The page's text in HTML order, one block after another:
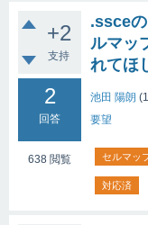
+2
支持
2
回答
638 閲覧
.ssce
ルマッ
れてほ
池田 陽朗 (
要望
セルマッ
対応済